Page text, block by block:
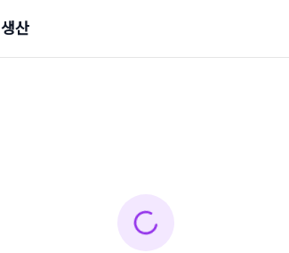
생산